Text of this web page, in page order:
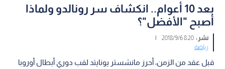
بعد 10 أعوام.. انكشاف سر رونالدو ولماذا
أصبح "الأفضل"؟
نشر :8:20 2018/9/6
|
رياضة
قبل عقد من الزمن، أحرز مانشستر يونايتد لقب دوري أبطال أوروبا